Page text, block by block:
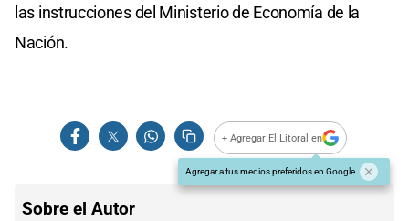
las instrucciones del Ministerio de Economía de la
Nación.
+ Agregar El Litoral en
Agregar a tus medios preferidos en Google
Sobre el Autor